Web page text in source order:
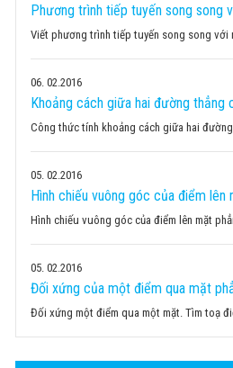
Phương trình tiếp tuyến song song
Viết phương trình tiếp tuyến song song với
06 02.2016
Khoảng cách giữa hai đường thẳng
Công thức tính khoảng cách giữa hai đường
05 02.2016
Hình chiếu vuông góc của điểm lên
Hình chiếu vuông góc của điểm lên mặt
05 02.2016
Đối xứng của một điểm qua mặt
Đối xứng một điểm qua một mặt. Tìm toạ